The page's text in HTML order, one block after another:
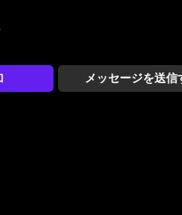
メッセージを送信